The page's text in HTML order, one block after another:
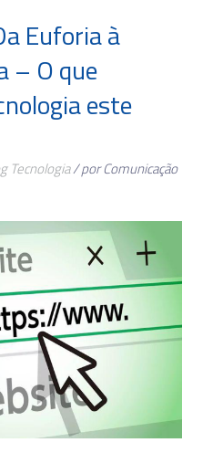
Euforia à
– O que
este
Tecnologia/ por Comunicação